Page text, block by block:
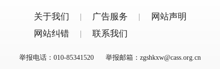
关于我们 广告服务
网站声明
网站纠错
联系我们
举报电话：010-85341520 举报邮箱：zgshkxw@cass.org.cn